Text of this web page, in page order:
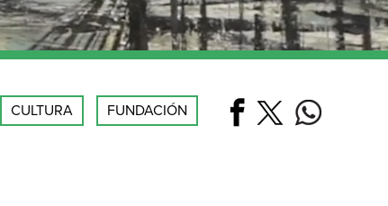
CULTURA FUNDACIÓN